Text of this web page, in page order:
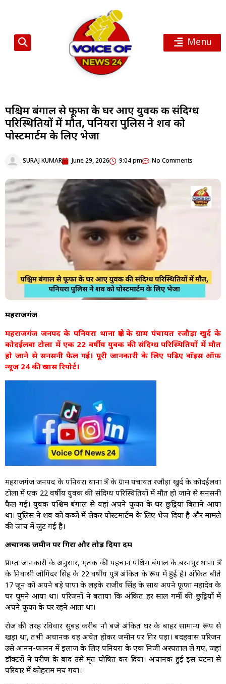
Menu
पश्चिम बंगाल से फूफा के घर आए युवक की संदिग्ध
परिस्थितियों में मौत, पनियरा पुलिस ने शव को
पोस्टमार्टम के लिए भेजा
SURAJ KUMAR June 29, 2026 9:04 pm No Comments
महराजगंज
महराजगंज जनपद के पनियरा थाना क्षेत्र के ग्राम पंचायत रजौड़ा खुर्द के
कोदईलवा टोला में एक 22 वर्षीय युवक की संदिग्ध परिस्थितियों में मौत
हो जाने से सनसनी फैल गई। पूरी जानकारी के लिए पढ़िए वाॅइस ऑफ़
न्यूज 24 की खास रिपोर्ट।
महराजगंज जनपद के पनियरा थाना क्षेत्र के ग्राम पंचायत रजौड़ा खुर्द के कोदईलवा
टोला में एक 22 वर्षीय युवक की संदिग्ध परिस्थितियों में मौत हो जाने से सनसनी
फैल गई। युवक पश्चिम बंगाल से यहां अपने फूफा के घर छुट्टियां बिताने आया
था। पुलिस ने शव को कब्जे में लेकर पोस्टमार्टम के लिए भेज दिया है और मामले
की जांच में जुट गई है।
अचानक जमीन पर गिरा और तोड़ दिया दम
प्राप्त जानकारी के अनुसार, मृतक की पहचान पश्चिम बंगाल के बरनपुर थाना क्षेत्र
के निवासी जोगिंदर सिंह के 22 वर्षीय पुत्र अंकित के रूप में हुई है। अंकित बीते
17 जून को अपने बड़े पापा के लड़के राजीव सिंह के साथ अपने फूफा महादेव के
घर घूमने आया था। परिजनों ने बताया कि अंकित हर साल गर्मी की छुट्टियों में
अपने फूफा के घर रहने आता था।
रोज की तरह रविवार सुबह करीब नौ बजे अंकित घर के बाहर सामान्य रूप से
खड़ा था, तभी अचानक वह अचेत होकर जमीन पर गिर पड़ा। बदहवास परिजन
उसे आनन-फानन में इलाज के लिए पनियरा के एक निजी अस्पताल ले गए, जहां
डॉक्टरों ने परीक्षण के बाद उसे मृत घोषित कर दिया। अचानक हुई इस घटना से
परिवार में कोहराम मच गया।